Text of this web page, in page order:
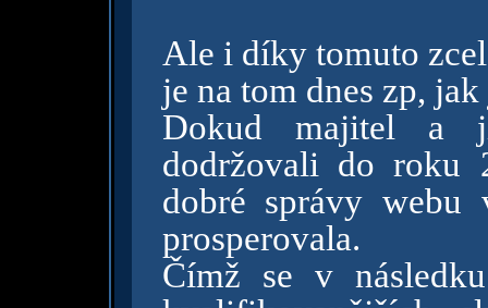
Ale i díky tomuto
je na tom dnes zp, jak
Dokud majitel a
dodržovali do roku
dobré správy webu
prosperovala.
Čímž se v